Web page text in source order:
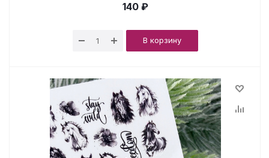
140 ₽
В корзину